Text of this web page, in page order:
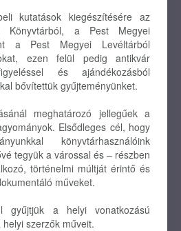
kutatások kiegészítésére az
Könyvtárból, a Pest Megyei
a Pest Megyei Levéltárból
ezen felül pedig antikvár
és ajándékozásból
bővítettük gyűjteményünket.
meghatározó jellegűek a
Elsődleges cél, hogy
könyvtárhasználóink
tegyük a várossal és – részben
történelmi múltját érintő és
műveket.
gyűjtjük a helyi vonatkozású
szerzők műveit.